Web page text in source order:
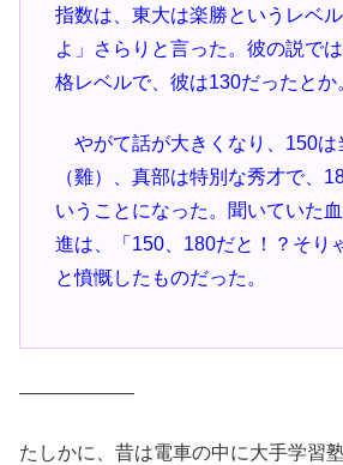
指数は、東大は楽勝というレベ
よ」さらりと言った。彼の説で
格レベルで、彼は130だったとか
やがて話が大きくなり、150は
（雞）、真部は特別な秀才で、
いうことになった。聞いていた
進は、「150、180だと！？そり
と憤慨したものだった。
——————
たしかに、昔は電車の中に大手学習